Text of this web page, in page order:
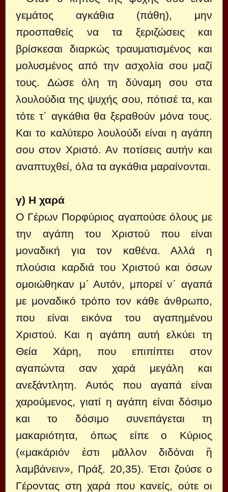
γεμάτος αγκάθια (πάθη), μην
προσπαθείς να τα ξεριζώσεις και
βρίσκεσαι διαρκώς τραυματισμένος και
μολυσμένος από την ασχολία σου μαζί
τους. Δώσε όλη τη δύναμη σου στα
λουλούδια της ψυχής σου, πότισέ τα, και
τότε τ΄ αγκάθια θα ξεραθούν μόνα τους.
Και το καλύτερο λουλούδι είναι η αγάπη
σου στον Χριστό. Αν ποτίσεις αυτήν και
αναπτυχθεί, όλα τα αγκάθια μαραίνονται.
γ) Η χαρά
Ο Γέρων Πορφύριος αγαπούσε όλους με
την αγάπη του Χριστού που είναι
μοναδική για τον καθένα. Αλλά η
πλούσια καρδιά του Χριστού και όσων
ομοιώθηκαν μ΄ Αυτόν, μπορεί ν΄ αγαπά
με μοναδικό τρόπο τον κάθε άνθρωπο,
που είναι εικόνα του αγαπημένου
Χριστού. Και η αγάπη αυτή ελκύει τη
Θεία Χάρη, που επιπίπτει στον
αγαπώντα σαν χαρά μεγάλη και
ανεξάντλητη. Αυτός που αγαπά είναι
χαρούμενος, γιατί η αγάπη είναι δόσιμο
και το δόσιμο συνεπάγεται τη
μακαριότητα, όπως είπε ο Κύριος
(«μακάριόν ἐστι μᾶλλον διδόναι ἢ
λαμβάνειν», Πράξ. 20,35). Έτσι ζούσε ο
Γέροντας στη χαρά που κανείς, ούτε οι